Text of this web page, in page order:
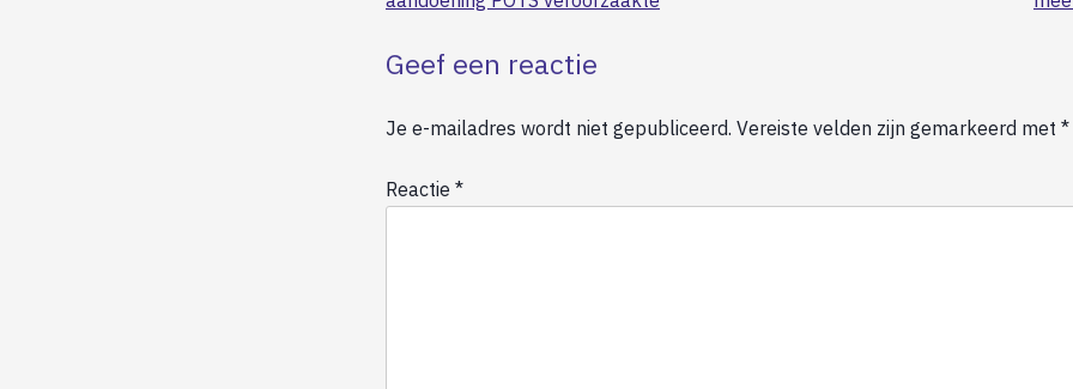
Geef een reactie
Je e-mailadres wordt niet gepubliceerd. Vereiste velden zijn gemarkeerd met *
Reactie *